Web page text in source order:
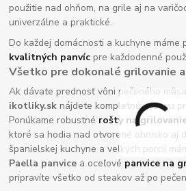
použitie nad ohňom, na grile aj na
univerzálne a praktické.
Do každej domácnosti a kuchyne máme
kvalitných panvíc pre každodenné
Všetko pre dokonalé grilovanie
Ak dávate prednosť vôni pečeného
ikotliky.sk nájdete kompletnú výbavu
Ponúkame robustné rošty na
ktoré sa hodia nad otvorené ohnisko aj
španielskej kuchyne a veľkých porcií
Paella panvice a oceľové panvice na
pripravíte všetko od steakov až po